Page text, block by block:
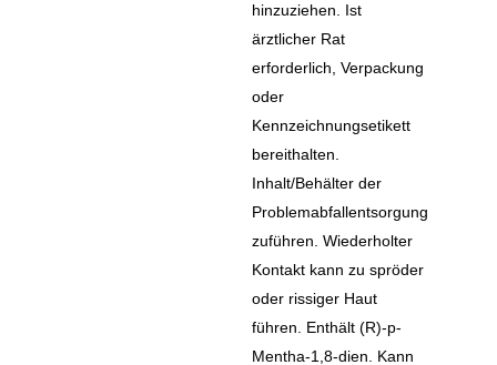
hinzuziehen. Ist
ärztlicher Rat
erforderlich, Verpackung
oder
Kennzeichnungsetikett
bereithalten.
Inhalt/Behälter der
Problemabfallentsorgung
zuführen. Wiederholter
Kontakt kann zu spröder
oder rissiger Haut
führen. Enthält (R)-p-
Mentha-1,8-dien. Kann